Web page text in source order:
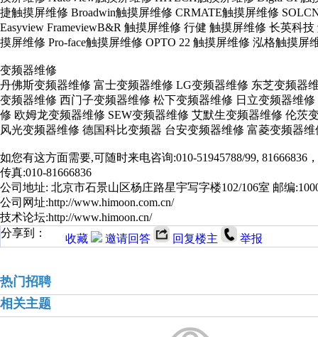
捷触摸屏维修 Broadwin触摸屏维修 CRMATE触摸屏维修
Easyview FrameviewB&R 触摸屏维修 行健 触摸屏维修 长英科
摸屏维修 Pro-face触摸屏维修 OPTO 22 触摸屏维修 泓格触摸
变频器维修
丹佛斯变频器维修 富士变频器维修 LG变频器维修 东芝变频器
变频器维修 西门子变频器维修 松下变频器维修 日立变频器维
修 欧姆龙变频器维修 SEW变频器维修 艾默生变频器维修 伦
风光变频器维修 德国科比变频器 台安变频器维修 富菱变频器维
如您有这方面需要,可随时来电咨询:010-51945788/99, 81666836
传真:010-81666836
公司地址: 北京市石景山区杨庄路星宇写字楼102/106室 邮编
公司网址:http://www.himoon.com.cn/
技术论坛:http://www.himoon.cn/
分享到：
收藏 邀请回答 回复楼主 举报
热门招聘
相关主题